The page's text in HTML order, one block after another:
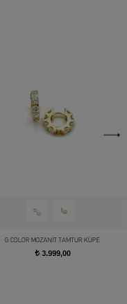
G COLOR MOZANİT TAMTUR KÜPE
t3.999,00